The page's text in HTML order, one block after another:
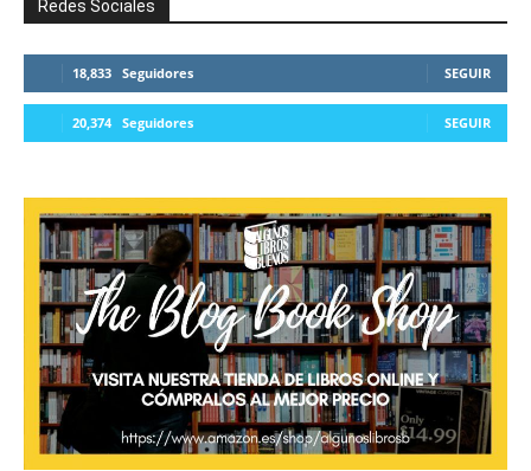
Redes Sociales
18,833 Seguidores SEGUIR
20,374 Seguidores SEGUIR